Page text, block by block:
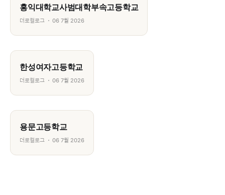
홍익대학교사범대학부속고등학교
더로컬로그 06 7월 2026
한성여자고등학교
더로컬로그 06 7월 2026
용문고등학교
더로컬로그 06 7월 2026